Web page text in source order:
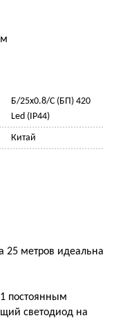
Б/25х0.8/С (БП) 420
Led (IP44)
Китай
25 метров идеальна
постоянным
светодиод на